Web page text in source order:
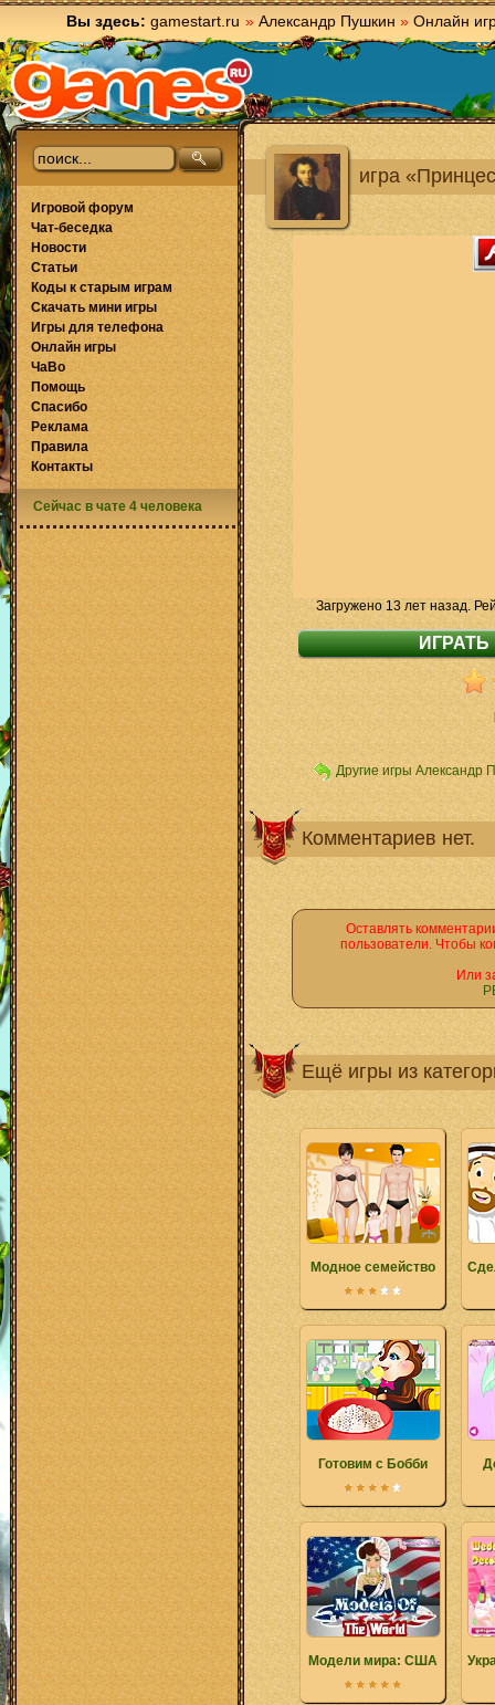
Вы здесь: gamestart.ru » Александр Пушкин » Онлайн
игра
Загружено 13 лет назад.
Другие игры Александр
Комментариев нет.
Оставлять
пользователи. Чтобы
Или
Ещё игры из
Модное семейство
Готовим с Бобби
Модели мира: США
Игровой форум
Чат-беседка
Новости
Статьи
Коды к старым играм
Скачать мини игры
Игры для телефона
Онлайн игры
ЧаВо
Помощь
Спасибо
Реклама
Правила
Контакты
Сейчас в чате 4 человека